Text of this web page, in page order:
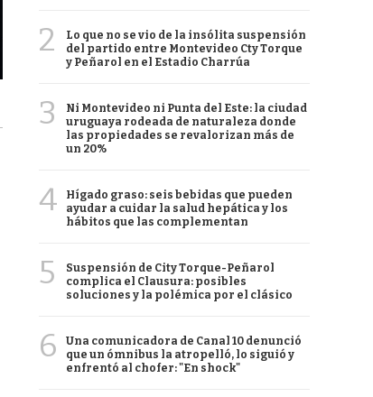
2
Lo que no se vio de la insólita suspensión
del partido entre Montevideo Cty Torque
y Peñarol en el Estadio Charrúa
3
Ni Montevideo ni Punta del Este: la ciudad
uruguaya rodeada de naturaleza donde
las propiedades se revalorizan más de
un 20%
4
Hígado graso: seis bebidas que pueden
ayudar a cuidar la salud hepática y los
hábitos que las complementan
5
Suspensión de City Torque-Peñarol
complica el Clausura: posibles
soluciones y la polémica por el clásico
6
Una comunicadora de Canal 10 denunció
que un ómnibus la atropelló, lo siguió y
enfrentó al chofer: "En shock"